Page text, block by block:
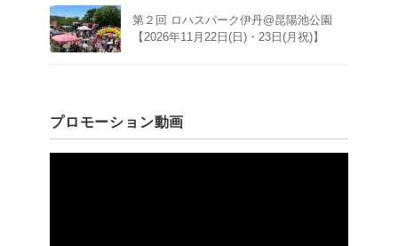
第２回 ロハスパーク伊丹@昆陽池公園
【2026年11月22日(日)・23日(月祝)】
プロモーション動画